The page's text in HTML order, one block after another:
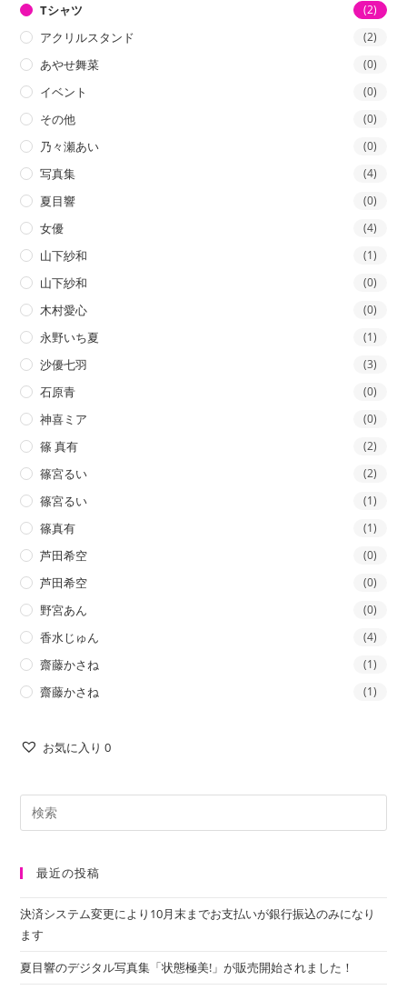
Tシャツ (2)
アクリルスタンド (2)
あやせ舞菜 (0)
イベント (0)
その他 (0)
乃々瀬あい (0)
写真集 (4)
夏目響 (0)
女優 (4)
山下紗和 (1)
山下紗和 (0)
木村愛心 (0)
永野いち夏 (1)
沙優七羽 (3)
石原青 (0)
神喜ミア (0)
篠 真有 (2)
篠宮るい (2)
篠宮るい (1)
篠真有 (1)
芦田希空 (0)
芦田希空 (0)
野宮あん (0)
香水じゅん (4)
齋藤かさね (1)
齋藤かさね (1)
お気に入り 0
最近の投稿
決済システム変更により10月末までお支払いが銀行振込のみになり
ます
夏目響のデジタル写真集「状態極美!」が販売開始されました！